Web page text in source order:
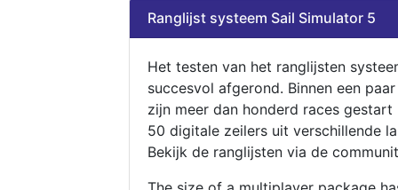
Ranglijst systeem Sail Simulator 5
Het testen van het ranglijsten
succesvol afgerond. Binnen een
zijn meer dan honderd races gestart
50 digitale zeilers uit verschillende
Bekijk de ranglijsten via de